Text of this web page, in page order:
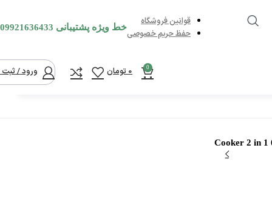
قوانین فروشگاه
حفظ حریم خصوصی
خط ویژه پشتیبانی 09921636433
0
0تومان ورود / ثبت